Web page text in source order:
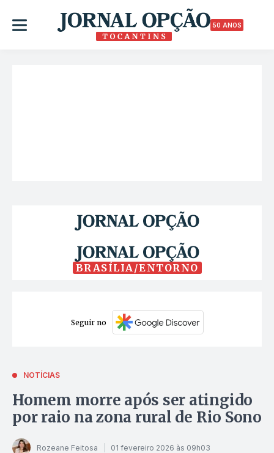
50 ANOS
BRASÍLIA/ENTORNO
Seguir no
NOTÍCIAS
Homem morre após ser atingido
por raio na zona rural de Rio Sono
Rozeane Feitosa 01 fevereiro 2026 às 09h03